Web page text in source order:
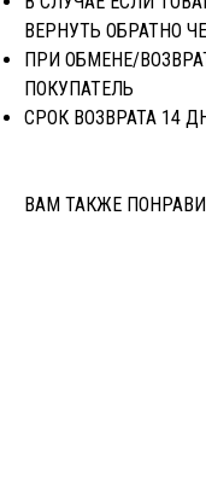
ВЕРНУТЬ ОБРАТНО
ПРИ ОБМЕНЕ/
ПОКУПАТЕЛЬ
СРОК ВОЗВРАТА 14
ВАМ ТАКЖЕ